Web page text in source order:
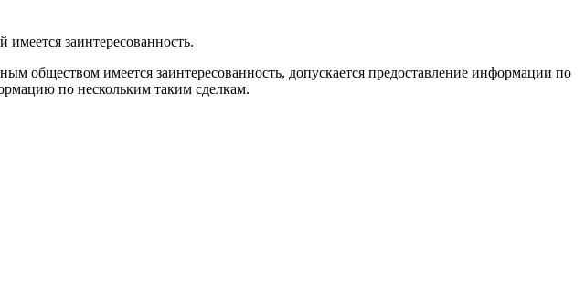
заинтересованность.
обществом имеется заинтересованность, допускается предоставление информации по
по нескольким таким сделкам.